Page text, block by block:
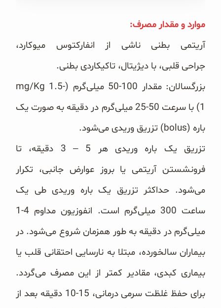
صبحانه و میان وعده
پک سلامتی OAB
کتاب‌های OAB
وبلاگ
موارد و مقدار مصرف:‏
آریتمی بطنی ناشی از انفارکتوس میوکارد،
جراحی قلبی، با دیژیتال، تاکیکاردی بطنی.
بزرگسالان: مقدار 100-50 میلی‌گرم (‏mg/Kg 1.5-
1‎‏) با سرعت 50-25 میلی‌گرم در دقیقه به صورت یک
باره (‏bolus‏) ‏تزریق وریدی می‌شود.
تزریق یک باره وریدی هر 5 – 3 دقیقه، تا
فرونشستن آریتمی یا بروز عوارض جانبی، تکرار
می‌شود. حداکثر تزریق یک ‏باره وریدی طی یک
ساعت 300 میلی‌گرم است. انفوزیون مداوم 4-1
میلی‌گرم در دقیقه به طور همزمان شروع می‌شود. در
‏بیماران سالخورده، مبتلا به نارسایی احتقانی قلب یا
بیماری کبدی، مقادیر کمتر از این مصرف می‌گردد.
برای حفظ غلظت ‏سرمی درمانی، 15-10 دقیقه بعد از